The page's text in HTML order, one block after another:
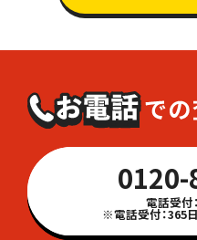
電話受付
※電話受付：365